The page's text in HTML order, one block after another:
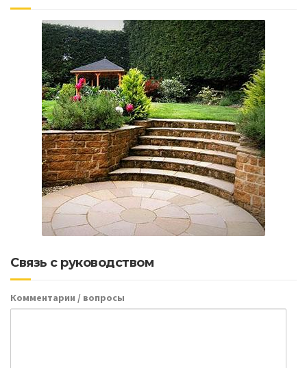
Связь с руководством
Комментарии / вопросы